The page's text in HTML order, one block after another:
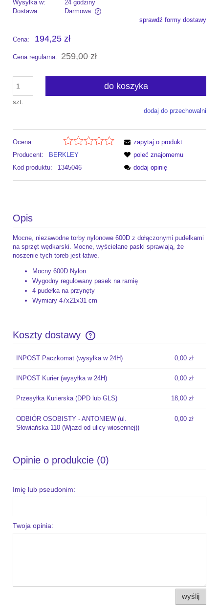
Wysyłka w:
24 godziny
Dostawa:
Darmowa
Cena nie zawiera ewentualnych kosztów płatnościsprawdź formy dostawy
Cena: 194,25 zł
Cena regularna: 259,00 zł
szt.
do koszyka
dodaj do przechowalni
Ocena:
Producent:
BERKLEY
Kod produktu:
1345046
zapytaj o produkt
poleć znajomemu
dodaj opinię
Opis
Mocne, niezawodne torby nylonowe 600D z dołączonymi pudełkami
na sprzęt wędkarski. Mocne, wyściełane paski sprawiają, że
noszenie tych toreb jest łatwe.
Mocny 600D Nylon
Wygodny regulowany pasek na ramię
4 pudełka na przynęty
Wymiary 47x21x31 cm
Koszty dostawy
Cena nie zawiera ewentualnych kosztów płatności
INPOST Paczkomat(wysyłka w 24H) 0,00 zł
INPOST Kurier (wysyłka w 24H) 0,00 zł
Przesyłka Kurierska(DPD lub GLS) 18,00 zł
ODBIÓR OSOBISTY - ANTONIEW(ul.
Słowiańska 110 (Wjazd od ulicy wiosennej))
0,00 zł
Opinie o produkcie (0)
Imię lub pseudonim:
Twoja opinia:
wyślij